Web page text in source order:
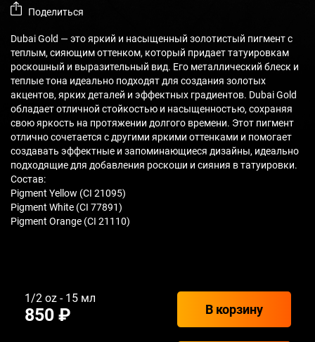
Поделиться
Dubai Gold — это яркий и насыщенный золотистый пигмент с
теплым, сияющим оттенком, который придает татуировкам
роскошный и выразительный вид. Его металлический блеск и
теплые тона идеально подходят для создания золотых
акцентов, ярких деталей и эффектных градиентов. Dubai Gold
обладает отличной стойкостью и насыщенностью, сохраняя
свою яркость на протяжении долгого времени. Этот пигмент
отлично сочетается с другими яркими оттенками и помогает
создавать эффектные и запоминающиеся дизайны, идеально
подходящие для добавления роскоши и сияния в татуировки.
Состав:
Pigment Yellow (CI 21095)
Pigment White (CI 77891)
Pigment Orange (CI 21110)
1/2 oz - 15 мл
850 ₽ В корзину